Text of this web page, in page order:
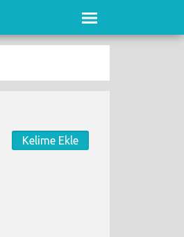
Kelime Ekle